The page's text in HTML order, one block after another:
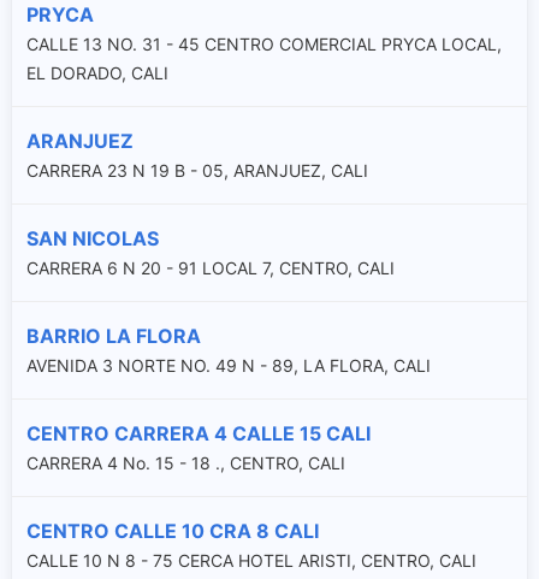
PRYCA
CALLE 13 NO. 31 - 45 CENTRO COMERCIAL PRYCA LOCAL,
EL DORADO, CALI
ARANJUEZ
CARRERA 23 N 19 B - 05, ARANJUEZ, CALI
SAN NICOLAS
CARRERA 6 N 20 - 91 LOCAL 7, CENTRO, CALI
BARRIO LA FLORA
AVENIDA 3 NORTE NO. 49 N - 89, LA FLORA, CALI
CENTRO CARRERA 4 CALLE 15 CALI
CARRERA 4 No. 15 - 18 ., CENTRO, CALI
CENTRO CALLE 10 CRA 8 CALI
CALLE 10 N 8 - 75 CERCA HOTEL ARISTI, CENTRO, CALI